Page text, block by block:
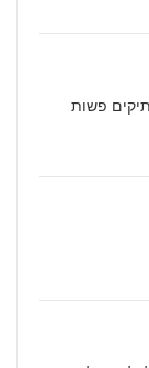
תיקים פשות